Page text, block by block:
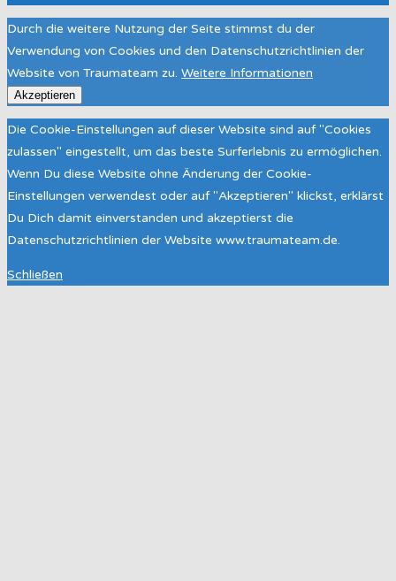
Durch die weitere Nutzung der Seite stimmst du der
Verwendung von Cookies und den Datenschutzrichtlinien der
Website von Traumateam zu. Weitere Informationen
Akzeptieren
Die Cookie-Einstellungen auf dieser Website sind auf "Cookies
zulassen" eingestellt, um das beste Surferlebnis zu ermöglichen.
Wenn Du diese Website ohne Änderung der Cookie-
Einstellungen verwendest oder auf "Akzeptieren" klickst, erklärst
Du Dich damit einverstanden und akzeptierst die
Datenschutzrichtlinien der Website www.traumateam.de.
Schließen